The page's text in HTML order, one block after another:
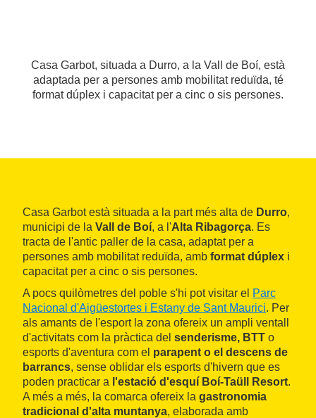
Casa Garbot, situada a Durro, a la Vall de Boí, està
adaptada per a persones amb mobilitat reduïda, té
format dúplex i capacitat per a cinc o sis persones.
Casa Garbot està situada a la part més alta de Durro,
municipi de la Vall de Boí, a l'Alta Ribagorça. Es
tracta de l'antic paller de la casa, adaptat per a
persones amb mobilitat reduïda, amb format dúplex i
capacitat per a cinc o sis persones.
A pocs quilòmetres del poble s'hi pot visitar el Parc
Nacional d'Aigüestortes i Estany de Sant Maurici. Per
als amants de l'esport la zona ofereix un ampli ventall
d'activitats com la pràctica del senderisme, BTT o
esports d'aventura com el parapent o el descens de
barrancs, sense oblidar els esports d'hivern que es
poden practicar a l'estació d'esquí Boí-Taüll Resort.
A més a més, la comarca ofereix la gastronomia
tradicional d'alta muntanya, elaborada amb